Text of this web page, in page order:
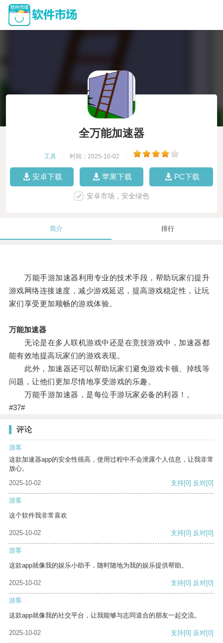
全万能加速器
工具 时间：2025-10-02
安卓下载 苹果下载 PC下载
安卓市场，安全绿色
简介 排行
万能手游加速器利用专业的技术手段，帮助玩家们提升
游戏网络连接速度，减少游戏延迟，提高游戏稳定性，让玩
家们享受更加顺畅的游戏体验。
万能加速器
无论是在多人联机游戏中还是在竞技游戏中，加速器都
能有效地提高玩家们的游戏表现。
此外，加速器还可以帮助玩家们避免游戏卡顿、掉线等
问题，让他们更加尽情地享受游戏的乐趣。
万能手游加速器，是每位手游玩家必备的利器！。
#37#
评论
游客
这款加速器app的安全性很高，使用过程中不会泄露个人信息，让我非常
放心。
2025-10-02
支持[0] 反对[0]
游客
这个软件我非常喜欢
2025-10-02 支持[0] 反对[0]
游客
这款app就像我的娱乐小助手，随时随地为我的娱乐提供帮助。
2025-10-02 支持[0] 反对[0]
游客
这款app就像我的社交平台，让我能够与志同道合的朋友一起交流。
2025-10-02 支持[0] 反对[0]